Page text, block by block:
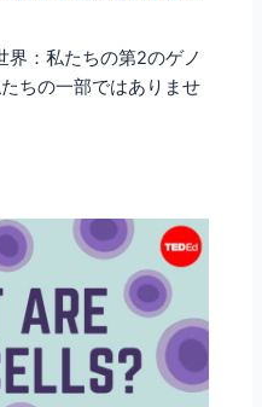
界：私たちの第2のゲノ
ちの一部ではありませ